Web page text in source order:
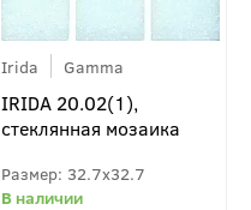
Irida Gamma
IRIDA 20.02(1),
стеклянная мозаика
32.7x32.7